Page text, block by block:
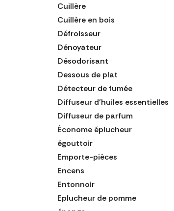
Cuillère
Cuillère en bois
Défroisseur
Dénoyateur
Désodorisant
Dessous de plat
Détecteur de fumée
Diffuseur d'huiles essentielles
Diffuseur de parfum
Économe éplucheur
égouttoir
Emporte-pièces
Encens
Entonnoir
Eplucheur de pomme